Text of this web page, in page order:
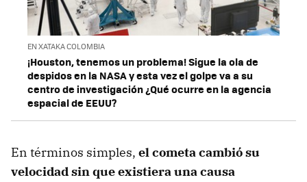
EN XATAKA COLOMBIA
¡Houston, tenemos un problema! Sigue la ola de
despidos en la NASA y esta vez el golpe va a su
centro de investigación ¿Qué ocurre en la agencia
espacial de EEUU?
En términos simples, el cometa cambió su
velocidad sin que existiera una causa